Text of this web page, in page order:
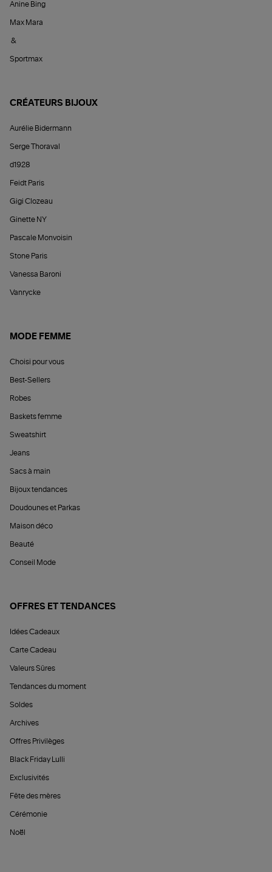
Anine Bing
Max Mara
&
Sportmax
CRÉATEURS BIJOUX
Aurélie Bidermann
Serge Thoraval
d1928
Feidt Paris
Gigi Clozeau
Ginette NY
Pascale Monvoisin
Stone Paris
Vanessa Baroni
Vanrycke
MODE FEMME
Choisi pour vous
Best-Sellers
Robes
Baskets femme
Sweatshirt
Jeans
Sacs à main
Bijoux tendances
Doudounes et Parkas
Maison déco
Beauté
Conseil Mode
OFFRES ET TENDANCES
Idées Cadeaux
Carte Cadeau
Valeurs Sûres
Tendances du moment
Soldes
Archives
Offres Privilèges
Black Friday Lulli
Exclusivités
Fête des mères
Cérémonie
Noël